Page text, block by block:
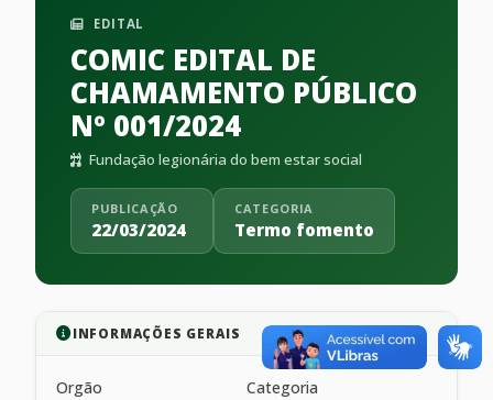
EDITAL
COMIC EDITAL DE
CHAMAMENTO PÚBLICO
Nº 001/2024
Fundação legionária do bem estar social
PUBLICAÇÃO
22/03/2024
CATEGORIA
Termo fomento
INFORMAÇÕES GERAIS
Orgão Categoria